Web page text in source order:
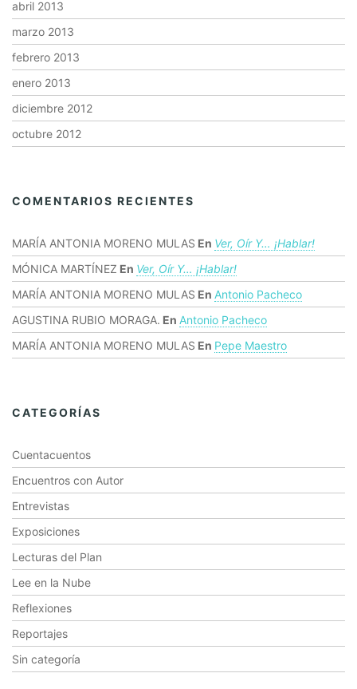
abril 2013
marzo 2013
febrero 2013
enero 2013
diciembre 2012
octubre 2012
COMENTARIOS RECIENTES
MARÍA ANTONIA MORENO MULAS En Ver, Oír Y… ¡hablar!
MÓNICA MARTÍNEZ En Ver, Oír Y… ¡hablar!
MARÍA ANTONIA MORENO MULAS En Antonio Pacheco
AGUSTINA RUBIO MORAGA. En Antonio Pacheco
MARÍA ANTONIA MORENO MULAS En Pepe Maestro
CATEGORÍAS
Cuentacuentos
Encuentros con Autor
Entrevistas
Exposiciones
Lecturas del Plan
Lee en la Nube
Reflexiones
Reportajes
Sin categoría